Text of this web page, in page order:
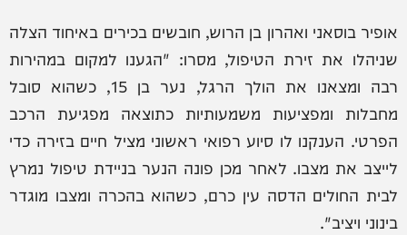
אופיר בוסאני ואהרון בן הרוש, חובשים בכירים באיחוד הצלה
שניהלו את זירת הטיפול, מסרו: "הגענו למקום במהירות
רבה ומצאנו את הולך הרגל, נער בן 15, כשהוא סובל
מחבלות ומפציעות משמעותיות כתוצאה מפגיעת הרכב
הפרטי. הענקנו לו סיוע רפואי ראשוני מציל חיים בזירה כדי
לייצב את מצבו. לאחר מכן פונה הנער בניידת טיפול נמרץ
לבית החולים הדסה עין כרם, כשהוא בהכרה ומצבו מוגדר
בינוני ויציב".